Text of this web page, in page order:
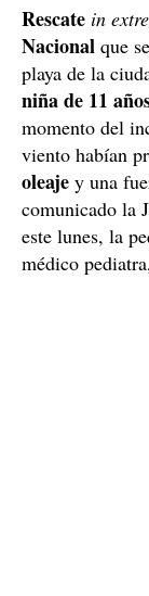
Rescate in
Nacional que
playa de la
niña de 11
momento del
viento habían
oleaje y una
comunicado la
este lunes, la
médico